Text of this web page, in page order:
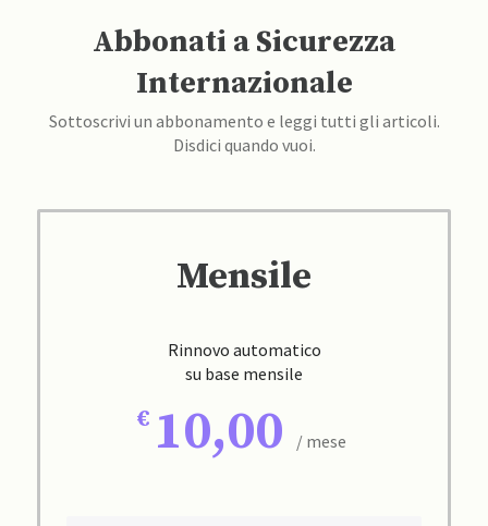
Abbonati a Sicurezza
Internazionale
Sottoscrivi un abbonamento e leggi tutti gli articoli.
Disdici quando vuoi.
Mensile
Rinnovo automatico
su base mensile
10,00 / mese